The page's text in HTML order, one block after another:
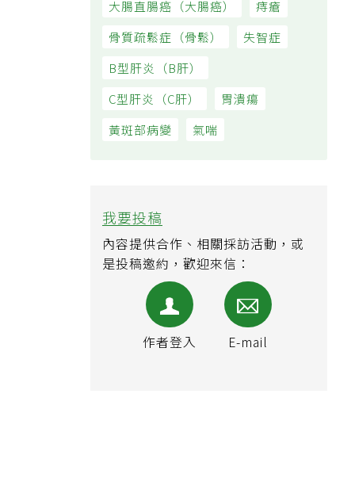
大腸直腸癌（大腸癌） 痔瘡
骨質疏鬆症（骨鬆） 失智症
B型肝炎（B肝）
C型肝炎（C肝）
我要投稿
內容提供合作、相關採訪活動，或